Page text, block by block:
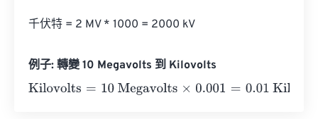
千伏特 = 2 MV * 1000 = 2000 kV
例子: 轉變 10 Megavolts 到 Kilovolts
Kilovolts=10 Megavolts×0.001 =0.01 Kilovolts